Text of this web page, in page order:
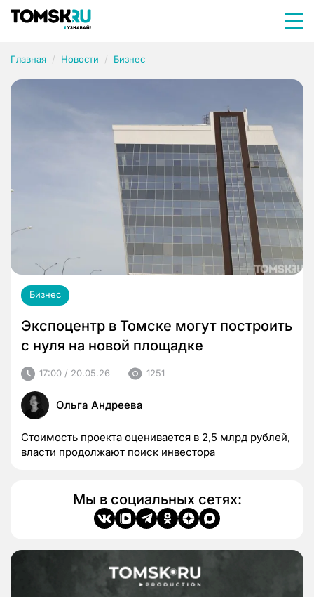
Главная Новости Бизнес
Бизнес
Экспоцентр в Томске могут построить
с нуля на новой площадке
17:00 / 20.05.26 1251
Ольга Андреева
Стоимость проекта оценивается в 2,5 млрд рублей,
власти продолжают поиск инвестора
Мы в социальных сетях: